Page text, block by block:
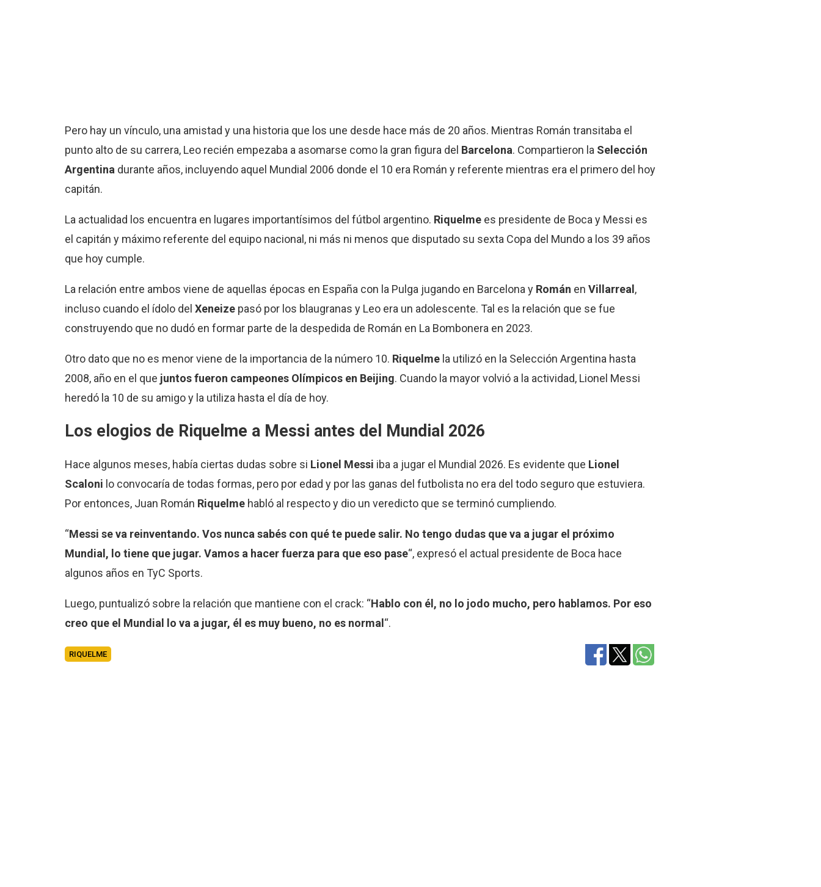
Pero hay un vínculo, una amistad y una historia que los une desde hace más de 20 años. Mientras Román transitaba el
punto alto de su carrera, Leo recién empezaba a asomarse como la gran figura del Barcelona. Compartieron la Selección
Argentina durante años, incluyendo aquel Mundial 2006 donde el 10 era Román y referente mientras era el primero del hoy
capitán.
La actualidad los encuentra en lugares importantísimos del fútbol argentino. Riquelmees presidente de Boca y Messi es
el capitán y máximo referente del equipo nacional, ni más ni menos que disputado su sexta Copa del Mundo a los 39 años
que hoy cumple.
La relación entre ambos viene de aquellas épocas en España con la Pulga jugando en Barcelona y Román en Villarreal,
incluso cuando el ídolo del Xeneize pasó por los blaugranas y Leo era un adolescente. Tal es la relación que se fue
construyendo que no dudó en formar parte de la despedida de Román en La Bombonera en 2023.
Otro dato que no es menor viene de la importancia de la número 10. Riquelmela utilizó en la Selección Argentina hasta
2008, año en el que juntos fueron campeones Olímpicos en Beijing. Cuando la mayor volvió a la actividad, Lionel Messi
heredó la 10 de su amigo y la utiliza hasta el día de hoy.
Los elogios de Riquelme a Messi antes del Mundial 2026
Hace algunos meses, había ciertas dudas sobre si Lionel Messi iba a jugar el Mundial 2026. Es evidente que Lionel
Scaloni lo convocaría de todas formas, pero por edad y por las ganas del futbolista no era del todo seguro que estuviera.
Por entonces, Juan Román Riquelmehabló al respecto y dio un veredicto que se terminó cumpliendo.
“Messi se va reinventando. Vos nunca sabés con qué te puede salir. No tengo dudas que va a jugar el próximo
Mundial, lo tiene que jugar. Vamos a hacer fuerza para que eso pase“, expresó el actual presidente de Boca hace
algunos años en TyC Sports.
Luego, puntualizó sobre la relación que mantiene con el crack: “Hablo con él, no lo jodo mucho, pero hablamos. Por eso
creo que el Mundial lo va a jugar, él es muy bueno, no es normal“.
RIQUELME